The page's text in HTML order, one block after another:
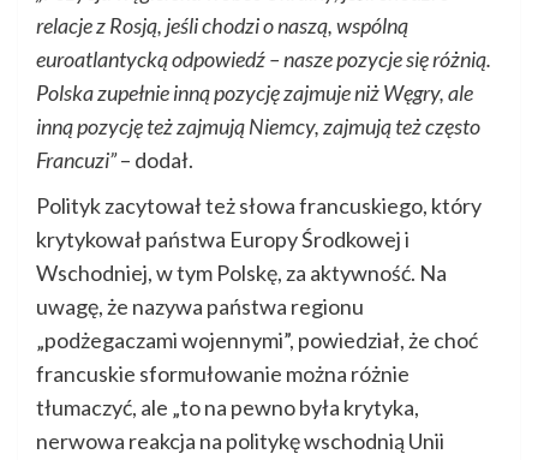
relacje z Rosją, jeśli chodzi o naszą, wspólną
euroatlantycką odpowiedź – nasze pozycje się różnią.
Polska zupełnie inną pozycję zajmuje niż Węgry, ale
inną pozycję też zajmują Niemcy, zajmują też często
Francuzi”– dodał.
Polityk zacytował też słowa francuskiego, który
krytykował państwa Europy Środkowej i
Wschodniej, w tym Polskę, za aktywność. Na
uwagę, że nazywa państwa regionu
„podżegaczami wojennymi”, powiedział, że choć
francuskie sformułowanie można różnie
tłumaczyć, ale „to na pewno była krytyka,
nerwowa reakcja na politykę wschodnią Unii